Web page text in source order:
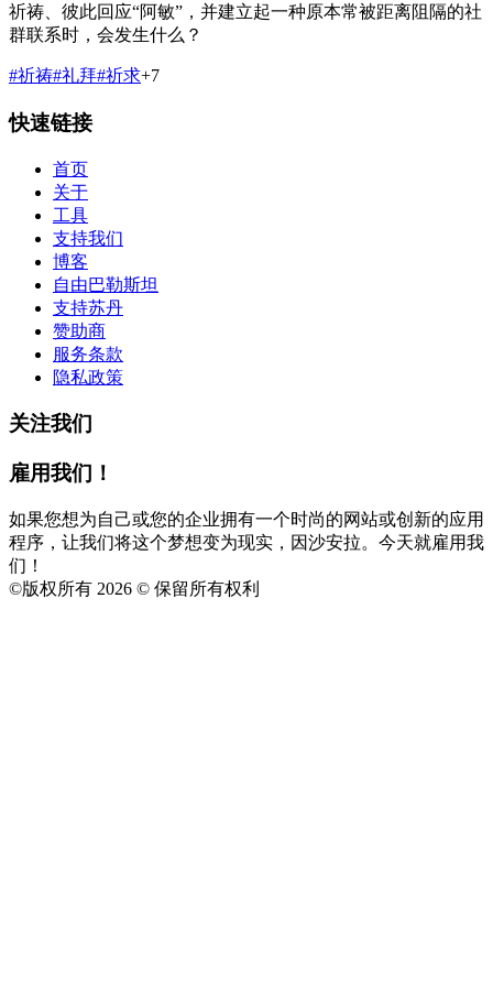
祈祷、彼此回应“阿敏”，并建立起一种原本常被距离阻隔的社
群联系时，会发生什么？
#祈祷#礼拜#祈求+7
快速链接
首页
关于
工具
支持我们
博客
自由巴勒斯坦
支持苏丹
赞助商
服务条款
隐私政策
关注我们
雇用我们！
如果您想为自己或您的企业拥有一个时尚的网站或创新的应用
程序，让我们将这个梦想变为现实，因沙安拉。今天就雇用我
们！
©版权所有 2026 © 保留所有权利